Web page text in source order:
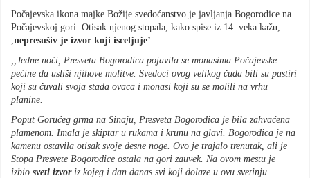
Počajevska ikona majke Božije svedoćanstvo je javljanja Bogorodice na
Počajevskoj gori. Otisak njenog stopala, kako spise iz 14. veka kažu,
nepresušiv je izvor koji isceljuje’
,,Jedne noći, Presveta Bogorodica pojavila se monasima Počajevske
pećine da usliši njihove molitve. Svedoci ovog velikog čuda bili su pastiri
koji su čuvali svoja stada ovaca i monasi koji su se molili na vrhu
planine.
Poput Gorućeg grma na Sinaju, Presveta Bogorodica je bila zahvaćena
plamenom. Imala je skiptar u rukama i krunu na glavi. Bogorodica je na
kamenu ostavila otisak svoje desne noge. Ovo je trajalo trenutak, ali je
Stopa Presvete Bogorodice ostala na gori zauvek. Na ovom mestu je
izbio sveti izvoriz kojeg i dan danas svi koji dolaze u ovu svetinju